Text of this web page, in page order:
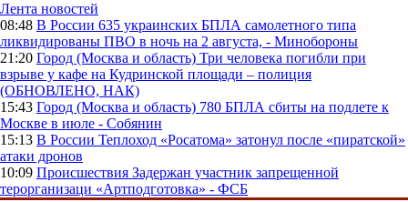
Лента новостей
08:48 В России 635 украинских БПЛА самолетного типа
ликвидированы ПВО в ночь на 2 августа, - Минобороны
21:20 Город (Москва и область) Три человека погибли при
взрыве у кафе на Кудринской площади – полиция
(ОБНОВЛЕНО, НАК)
15:43 Город (Москва и область) 780 БПЛА сбиты на подлете к
Москве в июле - Собянин
15:13 В России Теплоход «Росатома» затонул после «пиратской»
атаки дронов
10:09 Происшествия Задержан участник запрещенной
терорганизаци «Артподготовка» - ФСБ